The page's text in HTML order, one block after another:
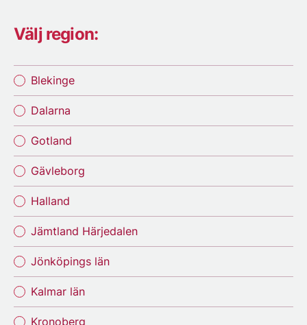
Välj region:
Blekinge
Dalarna
Gotland
Gävleborg
Halland
Jämtland Härjedalen
Jönköpings län
Kalmar län
Kronoberg